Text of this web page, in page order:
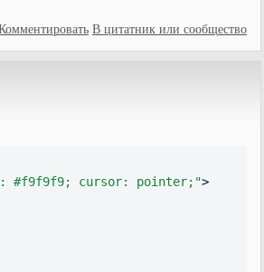
В цитатник или сообщество
#f9f9f9; cursor: pointer;">